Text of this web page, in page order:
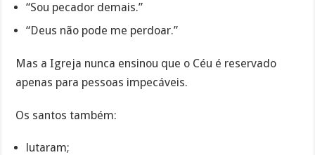
“Sou pecador demais.”
“Deus não pode me perdoar.”
Mas a Igreja nunca ensinou que o Céu é reservado
apenas para pessoas impecáveis.
Os santos também:
lutaram;